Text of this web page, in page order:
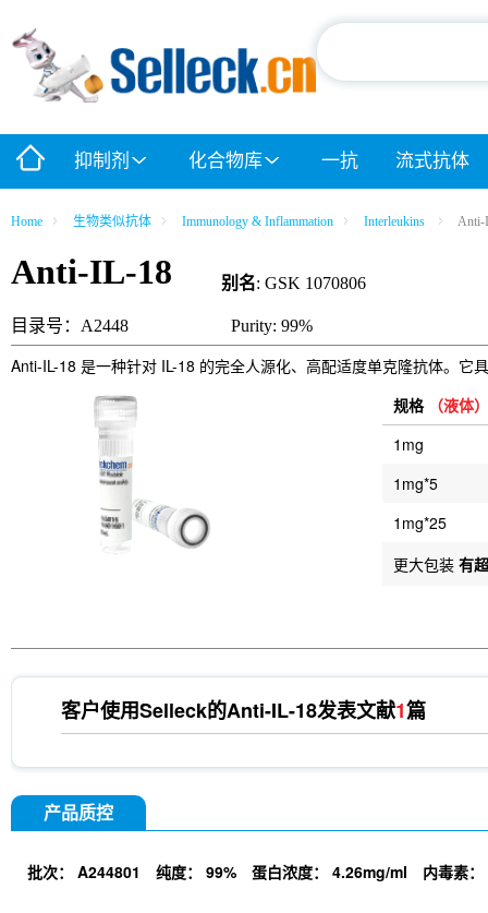
抑制剂 化合物库 一抗 流式抗体
Home 生物类似抗体 Immunology & Inflammation Interleukins Anti-
Anti-IL-18 别名: GSK 1070806
目录号：A2448 Purity: 99%
Anti-IL-18 是一种针对 IL-18 的完全人源化、高配适度单克隆抗体。
规格 （液体）
1mg
1mg*5
1mg*25
更大包装 有
客户使用Selleck的Anti-IL-18发表文献1篇
产品质控
批次： A244801 纯度： 99% 蛋白浓度： 4.26mg/ml 内毒素：